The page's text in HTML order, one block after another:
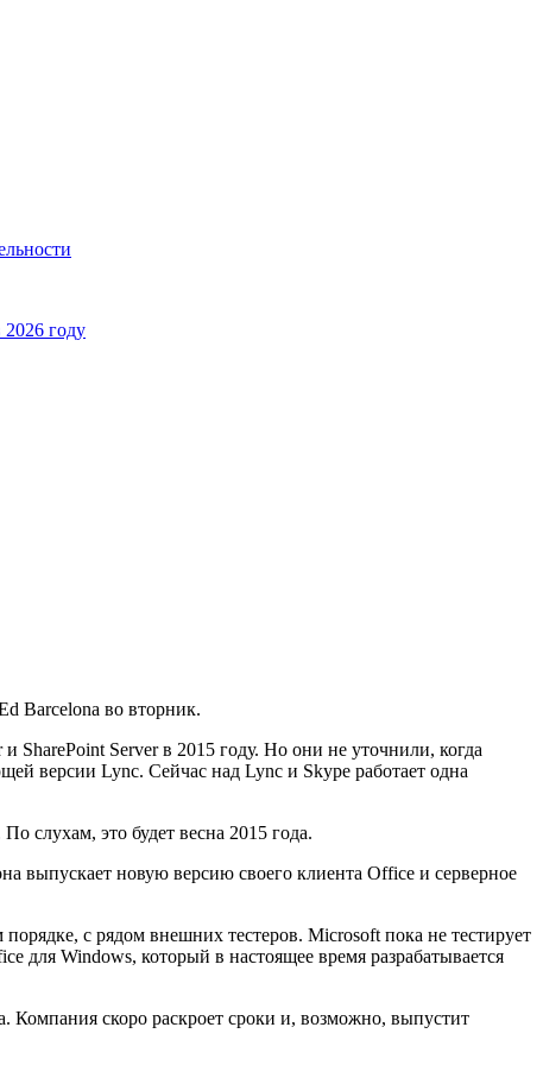
2026 году
Barcelona во вторник.
SharePoint Server в 2015 году. Но они не уточнили, когда
версии Lync. Сейчас над Lync и Skype работает одна
слухам, это будет весна 2015 года.
выпускает новую версию своего клиента Office и серверное
с рядом внешних тестеров. Microsoft пока не тестирует
для Windows, который в настоящее время разрабатывается
скоро раскроет сроки и, возможно, выпустит